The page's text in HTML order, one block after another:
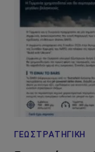
ΓΕΩΣΤΡΑΤΗΓΙΚΉ